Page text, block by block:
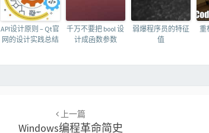
API设计原则 – Qt官
网的设计实践总结
千万不要把 bool 设
计成函数参数
弱爆程序员的特征
值
重
上一篇
Windows编程革命简史